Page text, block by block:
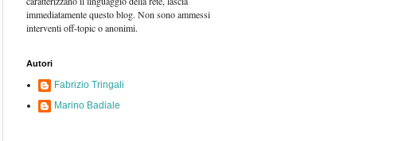
immediatamente questo blog. Non sono ammessi
interventi off-topic o anonimi.
Autori
Fabrizio Tringali
Marino Badiale